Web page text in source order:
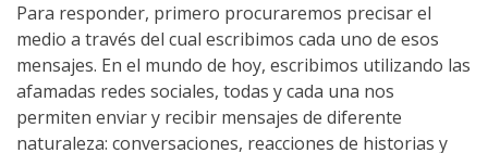
Para responder, primero procuraremos precisar el
medio a través del cual escribimos cada uno de esos
mensajes. En el mundo de hoy, escribimos utilizando las
afamadas redes sociales, todas y cada una nos
permiten enviar y recibir mensajes de diferente
naturaleza: conversaciones, reacciones de historias y